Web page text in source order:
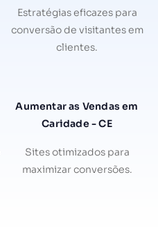
Estratégias eficazes para
conversão de visitantes em
clientes.
Aumentar as Vendas em
Caridade - CE
Sites otimizados para
maximizar conversões.